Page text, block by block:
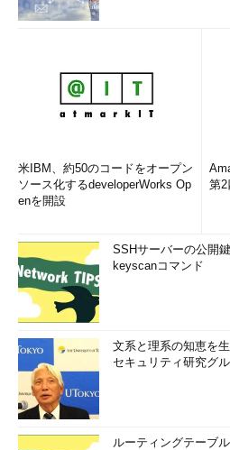
米IBM、約50のコードをオープン
ソース化するdeveloperWorks Op
enを開設
第2
SSHサーバーの公開
keyscanコマンド
文系と理系の知恵を
セキュリティ研究グ
ルーティングテーブ